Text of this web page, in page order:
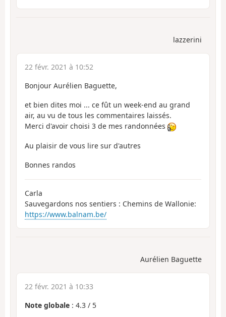
lazzerini
22 févr. 2021 à 10:52
Bonjour Aurélien Baguette,
et bien dites moi ... ce fût un week-end au grand
air, au vu de tous les commentaires laissés.
Merci d'avoir choisi 3 de mes randonnées
Au plaisir de vous lire sur d'autres
Bonnes randos
Carla
Sauvegardons nos sentiers : Chemins de Wallonie:
https://www.balnam.be/
Aurélien Baguette
22 févr. 2021 à 10:33
Note globale : 4.3 / 5